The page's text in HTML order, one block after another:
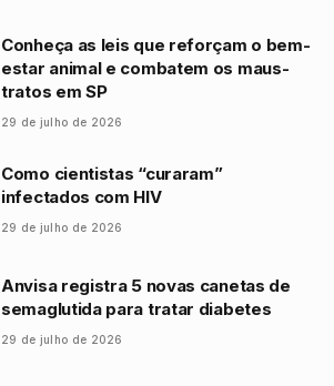
Conheça as leis que reforçam o bem-
estar animal e combatem os maus-
tratos em SP
29 de julho de 2026
Como cientistas “curaram”
infectados com HIV
29 de julho de 2026
Anvisa registra 5 novas canetas de
semaglutida para tratar diabetes
29 de julho de 2026